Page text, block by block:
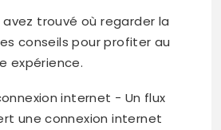
trouvé où regarder la
conseils pour profiter au
expérience.
internet − Un flux
une connexion internet